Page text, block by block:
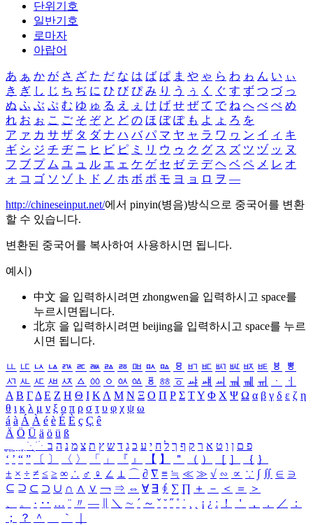
단위기호
일반기호
로마자
아랍어
あ ぁ か が さ ざ た だ な は ば ぱ ま や ゃ ら わ ゎ ん い ぃ
き ぎ し じ ち ぢ に ひ び ぴ み り う ぅ く ぐ す ず つ づ っ
ぬ ふ ぶ ぷ む ゆ ゅ る え ぇ け げ せ ぜ て で ね へ べ ぺ め
れ お ぉ こ ご そ ぞ と ど の ほ ぼ ぽ も よ ょ ろ を
ア ァ カ サ ザ タ ダ ナ ハ バ パ マ ヤ ャ ラ ワ ヮ ン イ ィ キ
ギ シ ジ チ ヂ ニ ヒ ビ ピ ミ リ ウ ゥ ク グ ス ズ ツ ヅ ッ ヌ
フ ブ プ ム ユ ュ ル エ ェ ケ ゲ セ ゼ テ デ ヘ ベ ペ メ レ オ
ォ コ ゴ ソ ゾ ト ド ノ ホ ボ ポ モ ヨ ョ ロ ヲ ―
http://chineseinput.net/에서 pinyin(병음)방식으로 중국어를 변환
할 수 있습니다.
변환된 중국어를 복사하여 사용하시면 됩니다.
예시)
中文 을 입력하시려면 zhongwen을 입력하시고 space를
누르시면됩니다.
北京 을 입력하시려면 beijing을 입력하시고 space를 누르
시면 됩니다.
ㅥ ㅦ ㅧ ㅨ ㅩ ㅪ ㅫ ㅬ ㅭ ㅮ ㅯ ㅰ ㅱ ㅲ ㅳ ㅴ ㅵ ㅶ ㅷ ㅸ
ㅹ
ㅺ ㅻ ㅼ ㅽ ㅾ ㅿ ㆀ ㆁ ㆂ ㆃ ㆄ ㆅ ㆆ ㆇ ㆈ ㆉ ㆊ ㆋ ㆌ ㆍ
ㆎ
Α Β ΓΔ Ε Ζ Η Θ Ι ΚΛ Μ Ν Ξ Ο Π Ρ Σ ΤΥ Φ Χ Ψ Ω α β γ δ ε ζ η
θ ι κ λ μ ν ξ ο π ρ σ τ υ φ χ ψ ω
á à Á À é è É È ç Ç ê
Ä Ö Ü ä ö ü ß
ִֶֹ ֻּ ׁׂ פ ם ן ו ט א ר ק ף ך ל ח י ע כ ג ד ש ץ ת צ מ נ ה ב
‘ ’ “ ” 〔 〕 〈 〉 「 」 『 』 【 】 ＂ （ ） ［ ］ ｛ ｝
± × ÷ ≠ ≤ ≥ ∞ ∴ ♂ ♀ ∠ ⊥ ⌒ ∂ ∇ ≡ ≒ ≪ ≫ √ ∽ ∝ ∵ ∫ ∬ ∈ ∋
⊆ ⊇ ⊂ ⊃ ∪ ∩ ∧ ∨ ￢ ⇒ ⇔ ∀ ∃ ∮ ∑ ∏ ＋ － ＜ ＝
＞
、
。 · ‥ … ¨ 〃 ― ＼ ∼ ´ ～ ˇ ˘ ˝ ˚ ˙ ¸ ¡ ¿ ː ！ ＇ ， ． ／
：
；
？ ＾ ｀